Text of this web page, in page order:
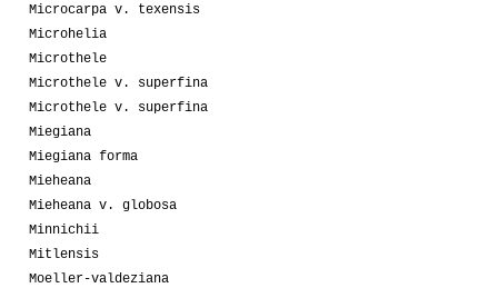
Microcarpa v. texensis
Microhelia
Microthele
Microthele v. superfina
Microthele v. superfina
Miegiana
Miegiana forma
Mieheana
Mieheana v. globosa
Minnichii
Mitlensis
Moeller-valdeziana